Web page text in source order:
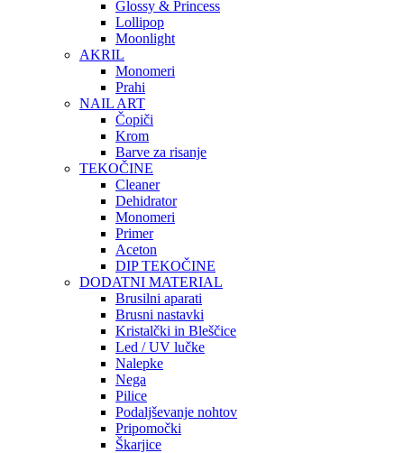
Glossy & Princess
Lollipop
Moonlight
AKRIL
Monomeri
Prahi
NAIL ART
Čopiči
Krom
Barve za risanje
TEKOČINE
Cleaner
Dehidrator
Monomeri
Primer
Aceton
DIP TEKOČINE
DODATNI MATERIAL
Brusilni aparati
Brusni nastavki
Kristalčki in Bleščice
Led / UV lučke
Nalepke
Nega
Pilice
Podaljševanje nohtov
Pripomočki
Škarjice